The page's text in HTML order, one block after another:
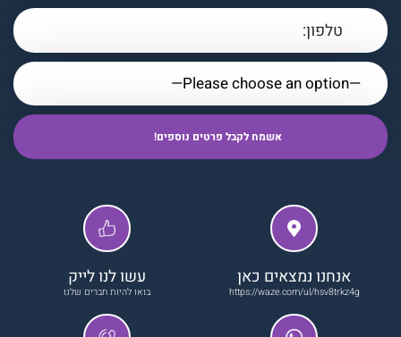
אנחנו נמצאים כאן
https://waze.com/ul/hsv8trkz4g
עשו לנו לייק
בואו להיות חברים שלנו